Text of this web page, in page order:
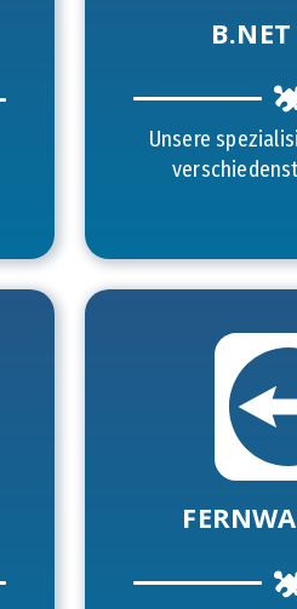
Unsere